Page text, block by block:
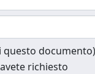
richiesto